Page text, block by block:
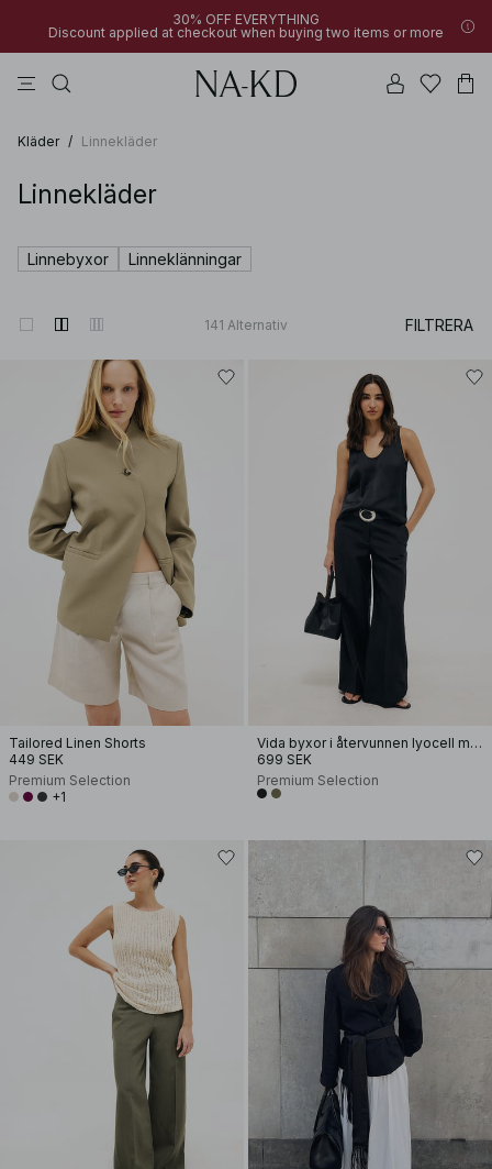
30% OFF EVERYTHING
Discount applied at checkout when buying two items or more
Kläder / Linnekläder
Linnekläder
Linnebyxor Linneklänningar
141 Alternativ FILTRERA
Tailored Linen Shorts
449 SEK
Premium Selection
+1
Vida byxor i återvunnen lyocell med mellanhög midja
699 SEK
Premium Selection